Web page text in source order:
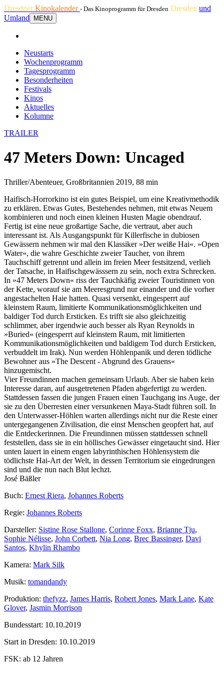
DresdnerKinokalender - Das Kinoprogramm für Dresden Dresden und
Umland
MENU
Neustarts
Wochenprogramm
Tagesprogramm
Besonderheiten
Festivals
Kinos
Aktuelles
Kolumne
TRAILER
47 Meters Down: Uncaged
Thriller/Abenteuer, Großbritannien 2019, 88 min
Haifisch-Horrorkino ist ein gutes Beispiel, um eine Kreativmethodik
zu erklären. Etwas Gutes, Bestehendes nehmen, mit etwas Neuem
kombinieren und noch einen kleinen Husten Magie obendrauf.
Fertig ist eine neue großartige Sache, die vertraut, aber auch
interessant ist. Als Ausgangspunkt für Killerfische in dubiosen
Gewässern nehmen wir mal den Klassiker »Der weiße Hai«. »Open
Water«, die wahre Geschichte zweier Taucher, von ihrem
Tauchschiff getrennt und allein im freien Meer festsitzend, verlieh
der Tatsache, in Haifischgewässsern zu sein, noch extra Schrecken.
In »47 Meters Down« riss der Tauchkäfig zweier Touristinnen von
der Kette, worauf sie am Meeresgrund nur einander und die vorher
angestachelten Haie hatten. Quasi versenkt, eingesperrt auf
kleinstem Raum, limitierte Kommunikationsmöglichkeiten und
baldiger Tod durch Ersticken. Es trifft sie also gleichzeitig
schlimmer, aber irgendwie auch besser als Ryan Reynolds in
»Buried« (eingesperrt auf kleinstem Raum, mit limitierten
Kommunikationsmöglichkeiten und baldigem Tod durch Ersticken,
verbuddelt im Irak). Nun werden Höhlenpanik und deren tödliche
Bewohner aus »The Descent - Abgrund des Grauens«
hinzugemischt.
Vier Freundinnen machen gemeinsam Urlaub. Aber sie haben kein
Interesse daran, auf ausgetretenen Pfaden abgefertigt zu werden.
Stattdessen fassen die jungen Frauen einen Tauchgang ins Auge, der
sie zu den Überresten einer versunkenen Maya-Stadt führen soll. In
den Unterwasser-Höhlen warten allerdings nicht nur die Reste einer
untergegangenen Zivilisation, die einst Menschen geopfert hat, auf
die Entdeckerinnen. Die Freundinnen müssen stattdessen schnell
feststellen, dass sie in ein höllisches Gewässer eingetaucht sind. Hier
unten lauert in einem engen labyrinthischen Höhlensystem die
tödlichste Hai-Art der Welt, in dessen Territorium sie eingedrungen
sind und die nun nach Blut lechzt.
José Bäßler
Buch: Ernest Riera, Johannes Roberts
Regie: Johannes Roberts
Darsteller: Sistine Rose Stallone, Corinne Foxx, Brianne Tju,
Sophie Nélisse, John Corbett, Nia Long, Brec Bassinger, Davi
Santos, Khylin Rhambo
Kamera: Mark Silk
Musik: tomandandy
Produktion: thefyzz, James Harris, Robert Jones, Mark Lane, Kate
Glover, Jasmin Morrison
Bundesstart: 10.10.2019
Start in Dresden: 10.10.2019
FSK: ab 12 Jahren